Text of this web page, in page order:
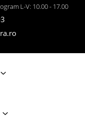
L-V: 10.00 - 17.00